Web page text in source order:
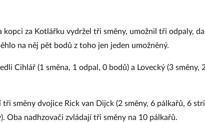
kopci za Kotlářku vydržel tři směny, umožnil tři odpaly,
na něj pět bodů z toho jen jeden umožněný.
Cihlář (1 směna, 1 odpal, 0 bodů) a Lovecký (3 směny,
tři směny dvojice Rick van Dijck (2 směny, 6 pálkařů, 6
Oba nadhzovači zvládají tři směny na 10 pálkařů.